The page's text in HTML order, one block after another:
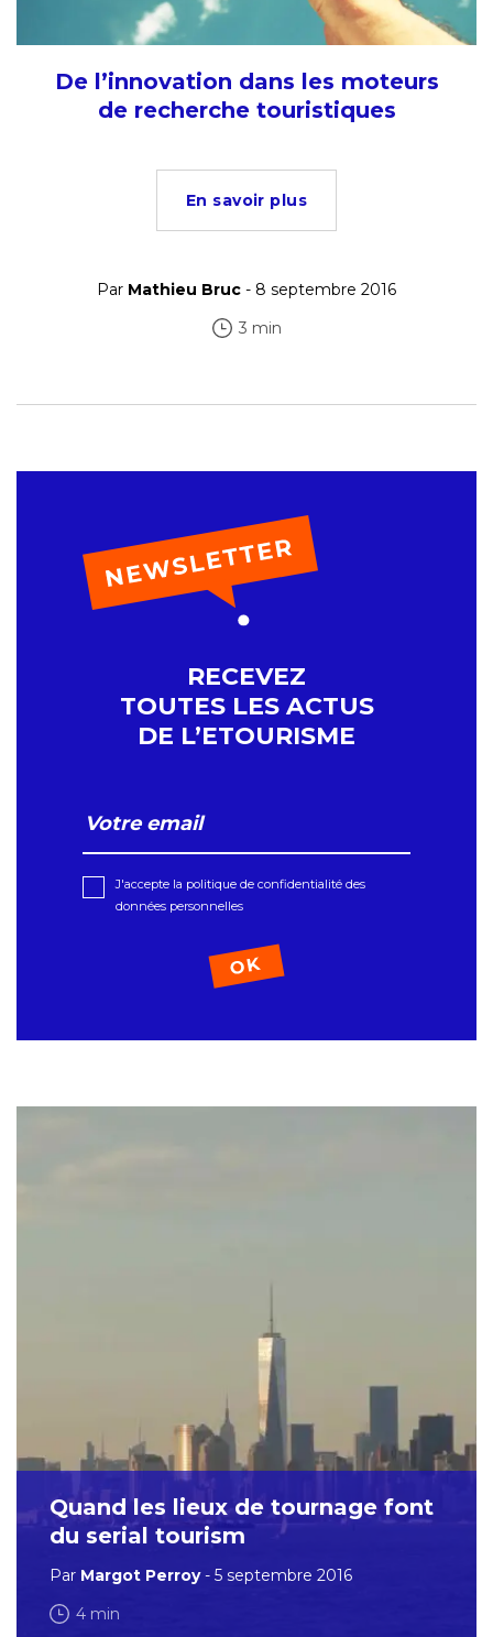
De l’innovation dans les moteurs
de recherche touristiques
En savoir plus
Par Mathieu Bruc - 8 septembre 2016
3 min
RECEVEZ
TOUTES LES ACTUS
DE L’ETOURISME
J'accepte la politique de confidentialité des
données personnelles
Quand les lieux de tournage font
du serial tourism
Par Margot Perroy- 5 septembre 2016
4 min